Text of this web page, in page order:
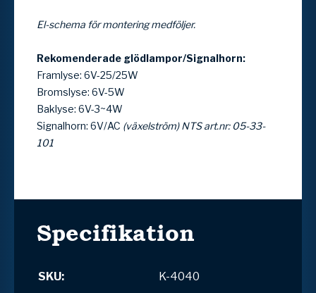
El-schema för montering medföljer.
Rekomenderade glödlampor/Signalhorn:
Framlyse: 6V-25/25W
Bromslyse: 6V-5W
Baklyse: 6V-3~4W
Signalhorn: 6V/AC (växelström) NTS art.nr: 05-33-
101
Specifikation
SKU: K-4040